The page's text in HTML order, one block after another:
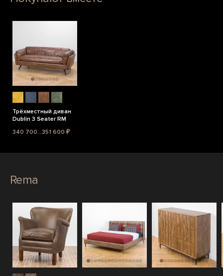
Трёхместный диван
Dublin 3 Seater RM
340 700...351 600 ₽
Rema